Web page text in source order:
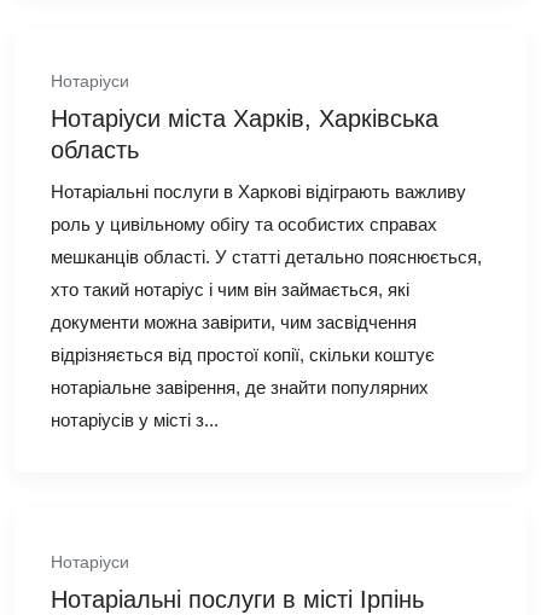
Нотаріуси
Нотаріуси міста Харків, Харківська
область
Нотаріальні послуги в Харкові відіграють важливу
роль у цивільному обігу та особистих справах
мешканців області. У статті детально пояснюється,
хто такий нотаріус і чим він займається, які
документи можна завірити, чим засвідчення
відрізняється від простої копії, скільки коштує
нотаріальне завірення, де знайти популярних
нотаріусів у місті з...
Нотаріуси
Нотаріальні послуги в місті Ірпінь